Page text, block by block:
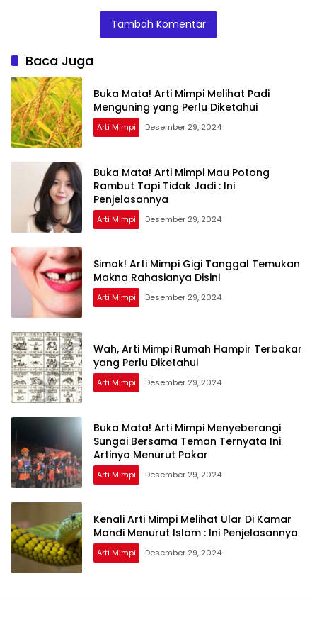
Teman Ternyata
Ini Artinya
Menurut Pakar
Ini Penjelasannya
Tambah Komentar
Baca Juga
Buka Mata! Arti Mimpi Melihat Padi
Menguning yang Perlu Diketahui
Arti Mimpi Desember 29, 2024
Buka Mata! Arti Mimpi Mau Potong
Rambut Tapi Tidak Jadi : Ini
Penjelasannya
Arti Mimpi Desember 29, 2024
Simak! Arti Mimpi Gigi Tanggal Temukan
Makna Rahasianya Disini
Arti Mimpi Desember 29, 2024
Wah, Arti Mimpi Rumah Hampir Terbakar
yang Perlu Diketahui
Arti Mimpi Desember 29, 2024
Buka Mata! Arti Mimpi Menyeberangi
Sungai Bersama Teman Ternyata Ini
Artinya Menurut Pakar
Arti Mimpi Desember 29, 2024
Kenali Arti Mimpi Melihat Ular Di Kamar
Mandi Menurut Islam : Ini Penjelasannya
Arti Mimpi Desember 29, 2024